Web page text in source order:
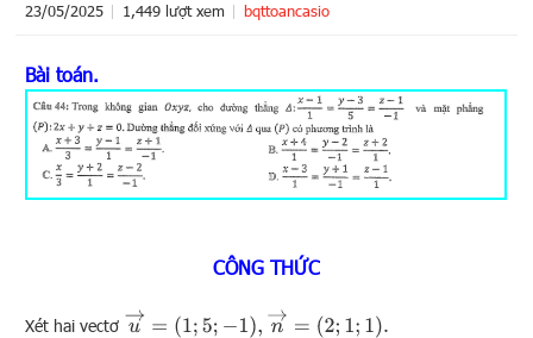
23/05/2025 1,449 lượt xem bqttoancasio
Bài toán.
CÔNG THỨC
Xét hai vectơ u→ =( 1;5 ; −1 n→ =(2; 1;1 ).